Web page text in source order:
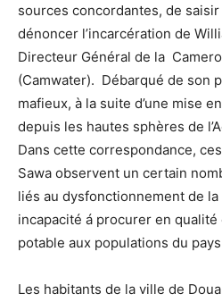
sources concordantes, de saisir
dénoncer l’incarcération de
Directeur Général de la
(Camwater). Débarqué de son
mafieux, à la suite d’une mise
depuis les hautes sphères de
Dans cette correspondance,
Sawa observent un certain
liés au dysfonctionnement de
incapacité á procurer en qualité
potable aux populations du
Les habitants de la ville de